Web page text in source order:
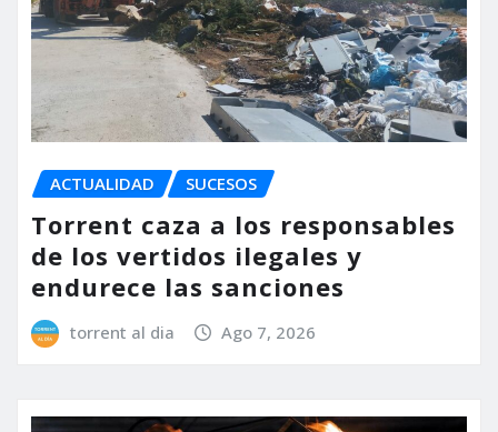
ACTUALIDAD SUCESOS
Torrent caza a los responsables
de los vertidos ilegales y
endurece las sanciones
torrent al dia Ago 7, 2026